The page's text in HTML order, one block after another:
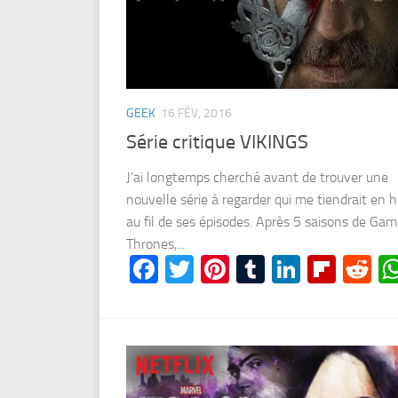
GEEK 16 FÉV, 2016
Série critique VIKINGS
J’ai longtemps cherché avant de trouver une
nouvelle série à regarder qui me tiendrait en
au fil de ses épisodes. Après 5 saisons de
Thrones,...
Facebook
Twitter
Pinterest
Tumblr